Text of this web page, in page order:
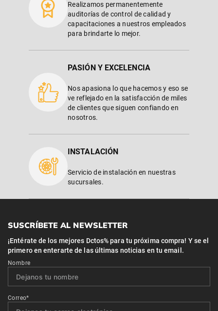
Realizamos permanentemente
auditorías de control de calidad y
capacitaciones a nuestros empleados
para brindarte lo mejor.
PASIÓN Y EXCELENCIA
Nos apasiona lo que hacemos y eso se
ve reflejado en la satisfacción de miles
de clientes que siguen confiando en
nosotros.
INSTALACIÓN
Servicio de instalación en nuestras
sucursales.
SUSCRÍBETE AL NEWSLETTER
¡Entérate de los mejores Dctos% para tu próxima compra! Y se el
primero en enterarte de las últimas noticias en tu email.
Nombre
Correo*